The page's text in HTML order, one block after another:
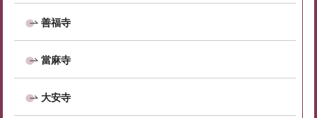
善福寺
當麻寺
大安寺